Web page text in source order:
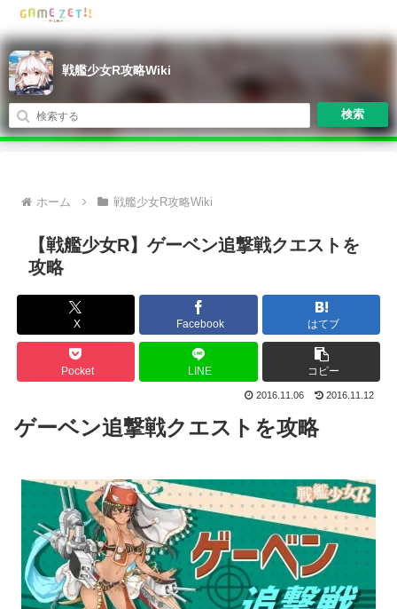
戦艦少女R攻略Wiki
検索
ホーム 戦艦少女R攻略Wiki
【戦艦少女R】ゲーベン追撃戦クエストを
攻略
X Facebook はてブ
Pocket LINE コピー
2016.11.06 2016.11.12
ゲーベン追撃戦クエストを攻略